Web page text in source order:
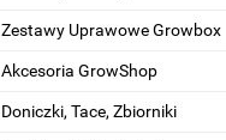
Zestawy Uprawowe Growbox
Akcesoria GrowShop
Doniczki, Tace, Zbiorniki